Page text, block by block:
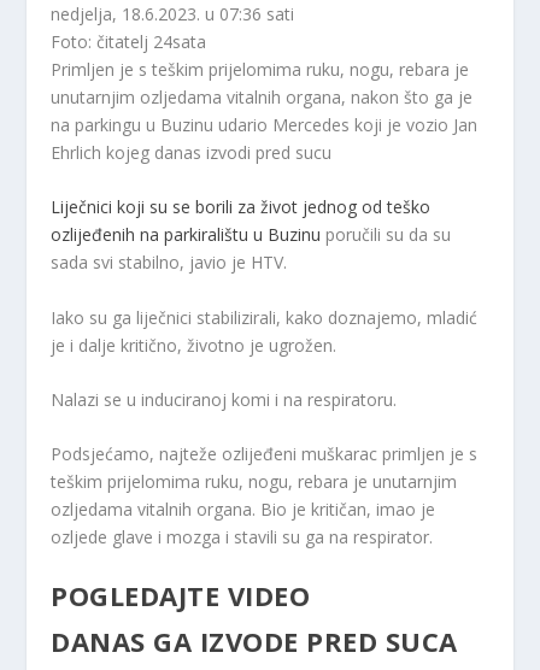
nedjelja, 18.6.2023. u 07:36 sati
Foto: čitatelj 24sata
Primljen je s teškim prijelomima ruku, nogu, rebara je
unutarnjim ozljedama vitalnih organa, nakon što ga je
na parkingu u Buzinu udario Mercedes koji je vozio Jan
Ehrlich kojeg danas izvodi pred sucu
Liječnici koji su se borili za život jednog od teško
ozlijeđenih na parkiralištu u Buzinu poručili su da su
sada svi stabilno, javio je HTV.
Iako su ga liječnici stabilizirali, kako doznajemo, mladić
je i dalje kritično, životno je ugrožen.
Nalazi se u induciranoj komi i na respiratoru.
Podsjećamo, najteže ozlijeđeni muškarac primljen je s
teškim prijelomima ruku, nogu, rebara je unutarnjim
ozljedama vitalnih organa. Bio je kritičan, imao je
ozljede glave i mozga i stavili su ga na respirator.
POGLEDAJTE VIDEO
DANAS GA IZVODE PRED SUCA